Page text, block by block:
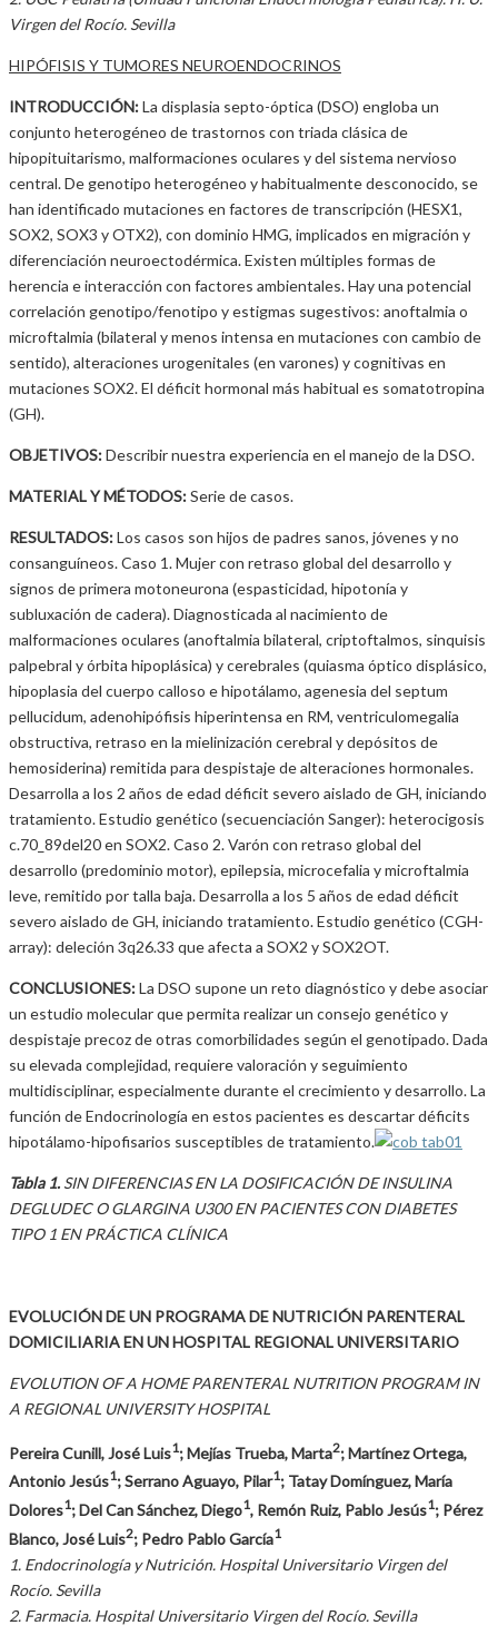
Virgen del Rocío. Sevilla
HIPÓFISIS Y TUMORES NEUROENDOCRINOS
INTRODUCCIÓN:La displasia septo-óptica (DSO) engloba un
conjunto heterogéneo de trastornos con triada clásica de
hipopituitarismo, malformaciones oculares y del sistema nervioso
central. De genotipo heterogéneo y habitualmente desconocido, se
han identificado mutaciones en factores de transcripción (HESX1,
SOX2, SOX3 y OTX2), con dominio HMG, implicados en migración y
diferenciación neuroectodérmica. Existen múltiples formas de
herencia e interacción con factores ambientales. Hay una potencial
correlación genotipo/fenotipo y estigmas sugestivos: anoftalmia o
microftalmia (bilateral y menos intensa en mutaciones con cambio de
sentido), alteraciones urogenitales (en varones) y cognitivas en
mutaciones SOX2. El déficit hormonal más habitual es somatotropina
(GH).
OBJETIVOS:Describir nuestra experiencia en el manejo de la DSO.
MATERIAL Y MÉTODOS:Serie de casos.
RESULTADOS:Los casos son hijos de padres sanos, jóvenes y no
consanguíneos. Caso 1. Mujer con retraso global del desarrollo y
signos de primera motoneurona (espasticidad, hipotonía y
subluxación de cadera). Diagnosticada al nacimiento de
malformaciones oculares (anoftalmia bilateral, criptoftalmos, sinquisis
palpebral y órbita hipoplásica) y cerebrales (quiasma óptico displásico,
hipoplasia del cuerpo calloso e hipotálamo, agenesia del septum
pellucidum, adenohipófisis hiperintensa en RM, ventriculomegalia
obstructiva, retraso en la mielinización cerebral y depósitos de
hemosiderina) remitida para despistaje de alteraciones hormonales.
Desarrolla a los 2 años de edad déficit severo aislado de GH, iniciando
tratamiento. Estudio genético (secuenciación Sanger): heterocigosis
c.70_89del20 en SOX2. Caso 2. Varón con retraso global del
desarrollo (predominio motor), epilepsia, microcefalia y microftalmia
leve, remitido por talla baja. Desarrolla a los 5 años de edad déficit
severo aislado de GH, iniciando tratamiento. Estudio genético (CGH-
array): deleción 3q26.33 que afecta a SOX2 y SOX2OT.
CONCLUSIONES:La DSO supone un reto diagnóstico y debe asociar
un estudio molecular que permita realizar un consejo genético y
despistaje precoz de otras comorbilidades según el genotipado. Dada
su elevada complejidad, requiere valoración y seguimiento
multidisciplinar, especialmente durante el crecimiento y desarrollo. La
función de Endocrinología en estos pacientes es descartar déficits
hipotálamo-hipofisarios susceptibles de tratamiento.
Tabla 1. SIN DIFERENCIAS EN LA DOSIFICACIÓN DE INSULINA
DEGLUDEC O GLARGINA U300 EN PACIENTES CON DIABETES
TIPO 1 EN PRÁCTICA CLÍNICA
EVOLUCIÓN DE UN PROGRAMA DE NUTRICIÓN PARENTERAL
DOMICILIARIA EN UN HOSPITAL REGIONAL UNIVERSITARIO
EVOLUTION OF A HOME PARENTERAL NUTRITION PROGRAM IN
A REGIONAL UNIVERSITY HOSPITAL
Pereira Cunill, José Luis1; Mejías Trueba, Marta2; Martínez Ortega,
Antonio Jesús1; Serrano Aguayo, Pilar1; Tatay Domínguez, María
Dolores1; Del Can Sánchez, Diego1, Remón Ruiz, Pablo Jesús1; Pérez
Blanco, José Luis2; Pedro Pablo García1
1. Endocrinología y Nutrición. Hospital Universitario Virgen del
Rocío. Sevilla
2. Farmacia. Hospital Universitario Virgen del Rocío. Sevilla